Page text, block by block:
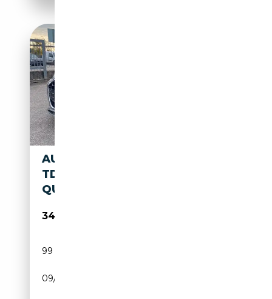
AUDI A5 SPORTBACK 40 2.0
TDI MHEV S LINE EDITION
QUATTRO 204CV S-TRONIC
34 900€
99 999 km
09/2021